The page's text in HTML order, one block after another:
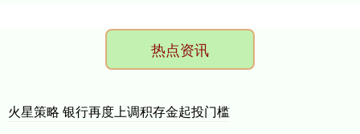
热点资讯
火星策略 银行再度上调积存金起投门槛